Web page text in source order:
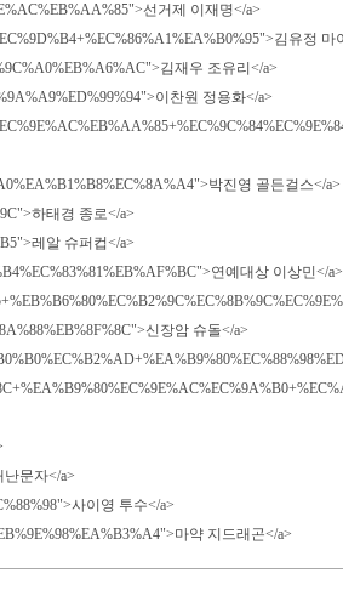
선거제 이재명</a>
김유정 마
김재우 조유리</a>
이찬원 정용화</a>
박진영 골든걸스</a>
하태경 종로</a>
레알 슈퍼컵</a>
연예대상 이상민</a>
신장암 슈돌</a>
난문자</a>
사이영 투수</a>
마약 지드래곤</a>